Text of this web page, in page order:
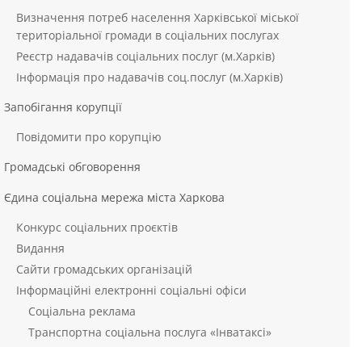
Визначення потреб населення Харківської міської
територіальної громади в соціальних послугах
Реєстр надавачів соціальних послуг (м.Харків)
Інформація про надавачів соц.послуг (м.Харків)
Запобігання корупції
Повідомити про корупцію
Громадські обговорення
Єдина соціальна мережа міста Харкова
Конкурс соціальних проєктів
Видання
Сайти громадських організацій
Інформаційні електронні соціальні офіси
Соціальна реклама
Транспортна соціальна послуга «Інватаксі»